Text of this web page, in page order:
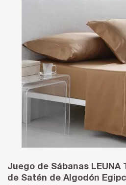
Juego de Sábanas LEUNA
de Satén de Algodón